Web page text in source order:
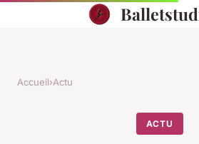
Accueil›Actu
ACTU